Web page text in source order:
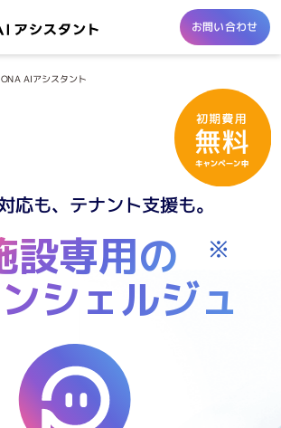
お問い合わせ
AIアシスタント
応も、テナント支援も。
設専用の
シェルジュ
※